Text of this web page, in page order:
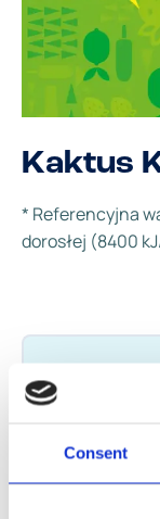
Consent
Kaktus
* Referencyjna
dorosłej (8400
Kaktus
Składniki